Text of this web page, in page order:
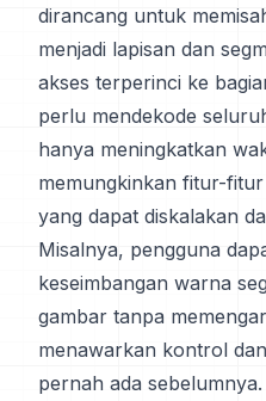
dirancang untuk
menjadi lapisan dan
akses terperinci ke
perlu mendekode
hanya meningkatkan
memungkinkan fitur-
yang dapat diskalakan
Misalnya, pengguna
keseimbangan warna
gambar tanpa
menawarkan kontrol
pernah ada sebelumnya.